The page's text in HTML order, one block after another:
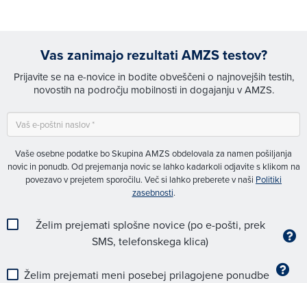
Vas zanimajo rezultati AMZS testov?
Prijavite se na e-novice in bodite obveščeni o najnovejših testih,
novostih na področju mobilnosti in dogajanju v AMZS.
Vaše osebne podatke bo Skupina AMZS obdelovala za namen pošiljanja
novic in ponudb. Od prejemanja novic se lahko kadarkoli odjavite s klikom na
povezavo v prejetem sporočilu. Več si lahko preberete v naši Politiki
zasebnosti.
Želim prejemati splošne novice (po e-pošti, prek
SMS, telefonskega klica)
Želim prejemati meni posebej prilagojene ponudbe